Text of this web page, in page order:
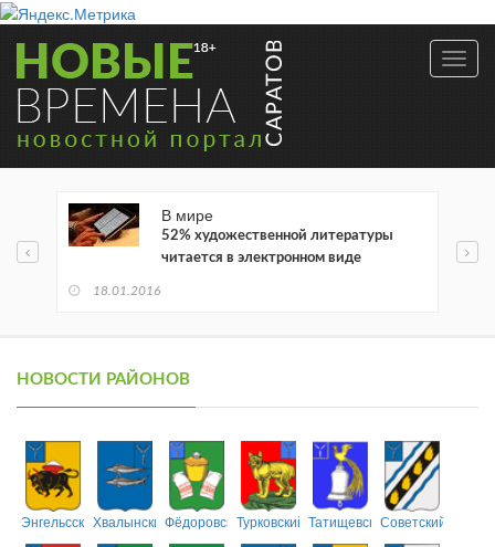
В мире
52% художественной литературы
читается в электронном виде
18.01.2016
НОВОСТИ РАЙОНОВ
ЭнгельсскийХвалынскийФёдоровскийТурковский ТатищевскийСоветский